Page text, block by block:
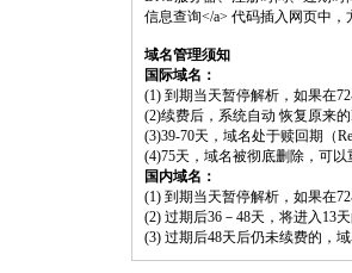
信息查询</a> 代码插入网页中
域名管理须知
国际域名：
(1) 到期当天暂停解析，如果在
(2)续费后，系统自动 恢复原来
(3)39-70天，域名处于赎回期（
(4)75天，域名被彻底删除，可以
国内域名：
(1) 到期当天暂停解析，如果在
(2) 过期后36－48天，将进入13
(3) 过期后48天后仍未续费的，